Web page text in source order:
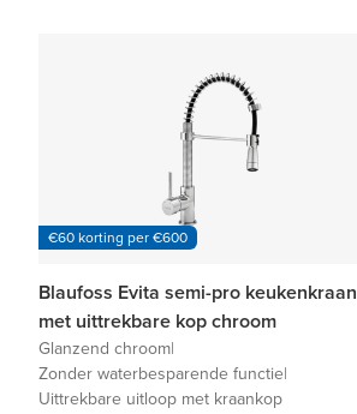
€60 korting per €600
Blaufoss Evita semi-pro keukenkraan
met uittrekbare kop chroom
Glanzend chroom|
Zonder waterbesparende functie|
Uittrekbare uitloop met kraankop